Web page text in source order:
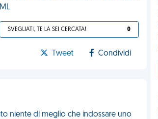
SVEGLIATI, TE LA SEI CERCATA! 0
Tweet Condividi
niente di meglio che indossare uno